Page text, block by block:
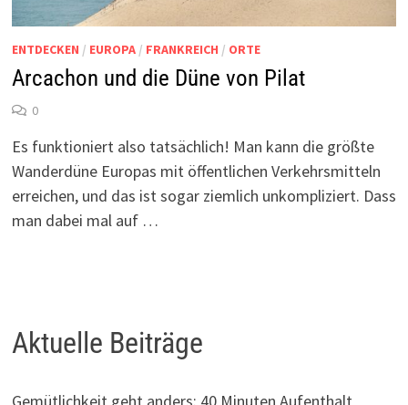
ENTDECKEN / EUROPA/ FRANKREICH / ORTE
Arcachon und die Düne von Pilat
0
Es funktioniert also tatsächlich! Man kann die größte
Wanderdüne Europas mit öffentlichen Verkehrsmitteln
erreichen, und das ist sogar ziemlich unkompliziert. Dass
man dabei mal auf …
Aktuelle Beiträge